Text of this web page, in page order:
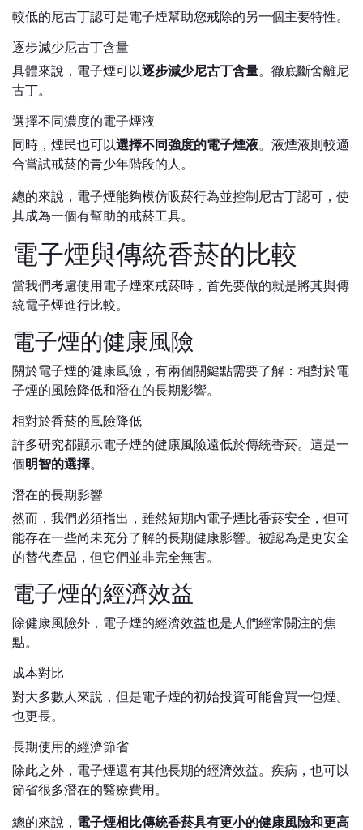
較低的尼古丁認可是電子煙幫助您戒除的另一個主要特性。
逐步減少尼古丁含量
具體來說，電子煙可以逐步減少尼古丁含量。徹底斷舍離尼
古丁。
選擇不同濃度的電子煙液
同時，煙民也可以選擇不同強度的電子煙液。液煙液則較適
合嘗試戒菸的青少年階段的人。
總的來說，電子煙能夠模仿吸菸行為並控制尼古丁認可，使
其成為一個有幫助的戒菸工具。
電子煙與傳統香菸的比較
當我們考慮使用電子煙來戒菸時，首先要做的就是將其與傳
統電子煙進行比較。
電子煙的健康風險
關於電子煙的健康風險，有兩個關鍵點需要了解：相對於電
子煙的風險降低和潛在的長期影響。
相對於香菸的風險降低
許多研究都顯示電子煙的健康風險遠低於傳統香菸。這是一
個明智的選擇。
潛在的長期影響
然而，我們必須指出，雖然短期內電子煙比香菸安全，但可
能存在一些尚未充分了解的長期健康影響。被認為是更安全
的替代產品，但它們並非完全無害。
電子煙的經濟效益
除健康風險外，電子煙的經濟效益也是人們經常關注的焦
點。
成本對比
對大多數人來說，但是電子煙的初始投資可能會買一包煙。
也更長。
長期使用的經濟節省
除此之外，電子煙還有其他長期的經濟效益。疾病，也可以
節省很多潛在的醫療費用。
總的來說， 電子煙相比傳統香菸具有更小的健康風險和更高